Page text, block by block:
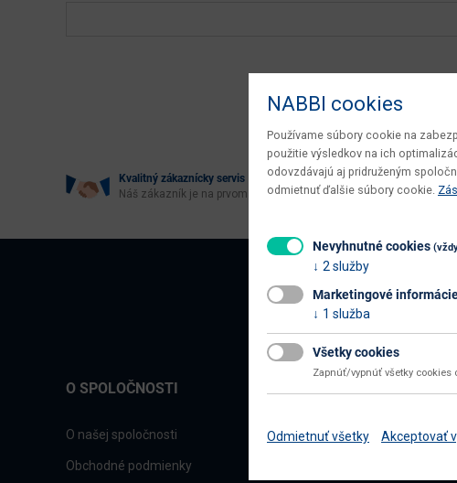
Kvalitný zákaznícky servis
Náš zákazník je na prvom mieste
O SPOLOČNOSTI
O našej spoločnosti
Obchodné podmienky
NABBI cookies
Používame súbory cookie na
použitie výsledkov na ich
odovzdávajú aj pridruženým
odmietnuť ďalšie súbory cookie.
Nevyhnutné cookies
2 služby
Marketingové
1 služba
Všetky cookies
Zapnúť/vypnúť všetky cookies
Odmietnuť všetky Akceptovať